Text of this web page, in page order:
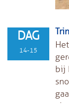
DAG
14-15
bij